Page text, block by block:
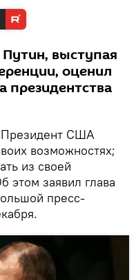
выступая
оценил
президентства
Президент США
возможностях;
из своей
этом заявил глава
пресс-